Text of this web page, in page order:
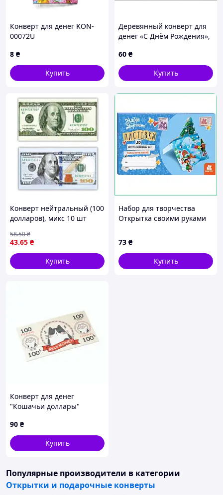
Конверт для денег KON-
00072U
8 ₴
Купить
Деревянный конверт для
денег «С Днём Рождения»,
60 ₴
Купить
Конверт нейтральный (100
долларов), микс 10 шт
43.65 ₴
58.50₴
Купить
Набор для творчества
Открытка своими руками
и бусинами подарочный
комплект
73 ₴
Купить
Конверт для денег
"Кошачьи доллары"
90 ₴
Купить
Популярные производители в категории
Открытки и подарочные конверты